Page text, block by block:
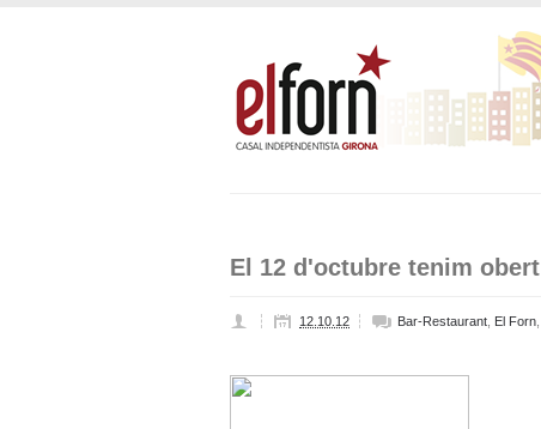
El 12 d'octubre tenim obert
12.10.12 Bar-Restaurant El Forn